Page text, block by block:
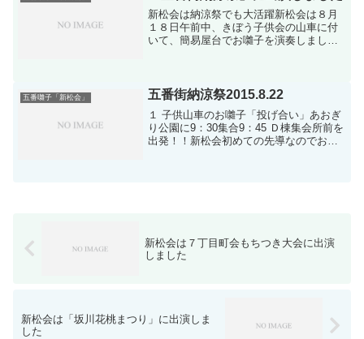
新松会は納涼祭でも大活躍新松会は８月
１８日午前中、きぼう子供会の山車に付
いて、簡易屋台でお囃子を演奏しまし
踊っていただきました...
五番囃子「新松会」 五番街納涼祭2015.8.22
１ 子供山車のお囃子「投げ合い」あおぎ
り公園に9：30集合9：45 Ｄ棟集会所前を
出発！！新松会初めての先導なのでお囃
新松会は７丁目町会もちつき大会に出演
しました
新松会は「坂川花桃まつり」に出演しま
した